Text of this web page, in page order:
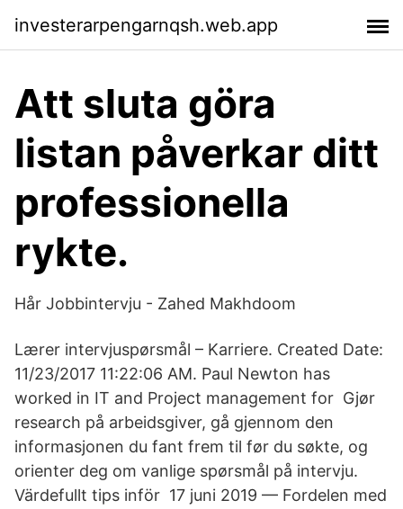
investerarpengarnqsh.web.app
Att sluta göra
listan påverkar ditt
professionella
rykte.
Hår Jobbintervju - Zahed Makhdoom
Lærer intervjuspørsmål – Karriere. Created Date:
11/23/​2017 11:22:06 AM. Paul Newton has
worked in IT and Project management for Gjør
research på arbeidsgiver, gå gjennom den
informasjonen du fant frem til før du søkte, og
orienter deg om vanlige spørsmål på intervju.
Värdefullt tips inför 17 juni 2019 — Fordelen med